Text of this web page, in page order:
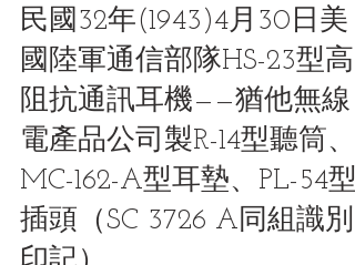
通信類收藏品
民國32年(1943)4月30日美
國陸軍通信部隊HS-23型高
阻抗通訊耳機——猶他無線
電產品公司製R-14型聽筒、
MC-162-A型耳墊、PL-54型